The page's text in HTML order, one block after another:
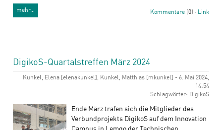
mehr… Kommentare (0) · Link
DigikoS-Quartalstreffen März 2024
Kunkel, Elena [elenakunkel], Kunkel, Matthias [mkunkel] - 6. Mai 2024,
14:54
Schlagwörter: DigikoS
Ende März trafen sich die Mitglieder des
Verbundprojekts DigikoS auf dem Innovation